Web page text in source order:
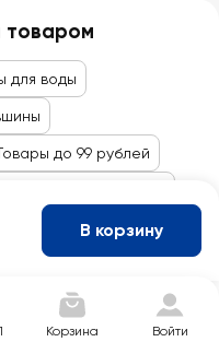
товаром
для воды
до 99 рублей
В корзину
Корзина Войти